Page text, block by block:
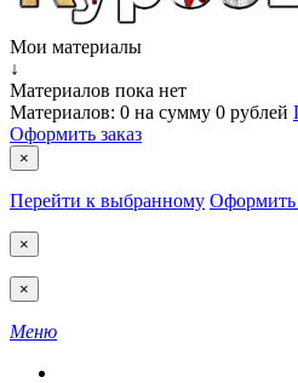
Мои материалы
↓
Материалов пока нет
Материалов: 0 на сумму 0 рублей
Оформить заказ
×
Перейти к выбранному Оформить
×
×
Меню